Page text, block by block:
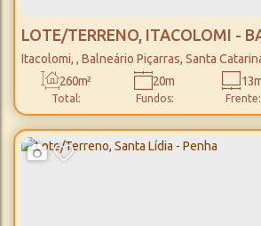
LOTE/TERRENO, ITACOLOMI -
PIÇARRAS
Itacolomi , Balneário Piçarras, Santa
Total:
260m²
Fundos:
20m
Frente: